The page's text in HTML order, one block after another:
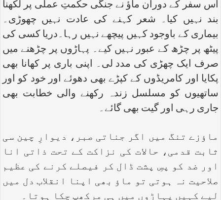
اس سفر کے دوران ماؤ نے جنگی حکمتِ عملی پر لکھنا
بند نہیں کیا۔ شعر کہنے کی عادت نہیں چھوڑی۔
بیماری کے باوجود کہیں پیچھے نہیں رہا۔دریا کسی کی
پیٹھ پر چڑھ کے عبور نہیں کیے۔ پہاڑوں پر چڑھنے میں
صرف ایک چھڑی کی مدد لی۔ اپنی باری پر کھانا بھی
پکایا اور کامریڈوں کے کپڑے بھی دھوئے اور خود کو اور
ساتھیوں کو مسلسل زندہ رکھنے والی خطابت بھی
جاری رہی اور گیت بھی گائے۔
ماؤزے تنگ میں اگر جناتی صبر، دیوارِ چین سی
ثابت قدمی، حالات کی نزاکت کے تحت ذاتی انا
اور ضد کو پسِ پشت ڈال کر فیصلے کرنے کی عظیم
صلاحیت نہ ہوتی تو ماؤ بھی اپنا انقلاب دل میں